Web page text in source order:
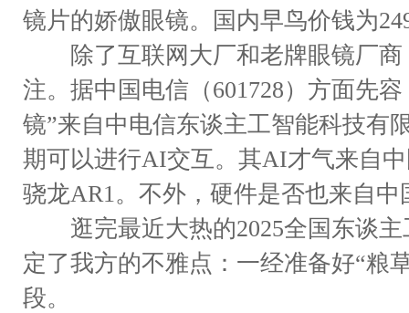
镜片的娇傲眼镜。国内早鸟价钱为
除了互联网大厂和老牌眼镜厂商
注。据中国电信（601728）方面先
镜”来自中电信东谈主工智能科技有
期可以进行AI交互。其AI才气来自
骁龙AR1。不外，硬件是否也来自
逛完最近大热的2025全国东谈主
定了我方的不雅点：一经准备好“粮
段。